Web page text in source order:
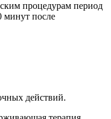
процедурам период
минут после
действий.